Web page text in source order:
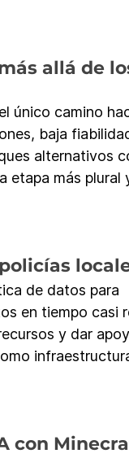
allá de
único camino
baja
alternativos
etapa más plural
de datos para
en tiempo casi
y dar
con